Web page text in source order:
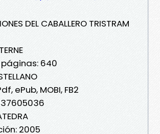
DEL CABALLERO TRISTRAM
640
ePub, MOBI, FB2
2005